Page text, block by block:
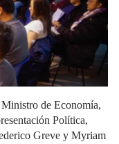
de Economía,
Política,
Greve y Myriam